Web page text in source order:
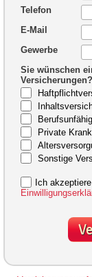
Telefon
E-Mail
Gewerbe
Sie wünschen
Versicherungen?
Private
Sonstige
Ich